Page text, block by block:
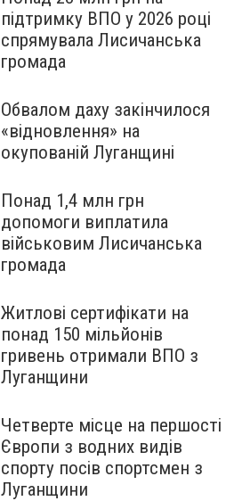
підтримку ВПО у 2026 році
спрямувала Лисичанська
громада
Обвалом даху закінчилося
«відновлення» на
окупованій Луганщині
Понад 1,4 млн грн
допомоги виплатила
військовим Лисичанська
громада
Житлові сертифікати на
понад 150 мільйонів
гривень отримали ВПО з
Луганщини
Четверте місце на першості
Європи з водних видів
спорту посів спортсмен з
Луганщини